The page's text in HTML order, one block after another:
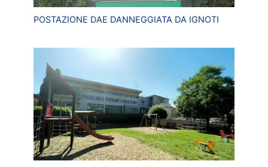
POSTAZIONE DAE DANNEGGIATA DA IGNOTI